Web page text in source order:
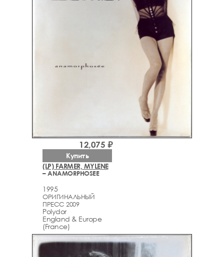
(LP) FARMER, MYLENE
– ANAMORPHOSEE
1995
ОРИГИНАЛЬНЫЙ
ПРЕСС 2009
Polydor
England & Europe
(France)
12,075 ₽
Купить